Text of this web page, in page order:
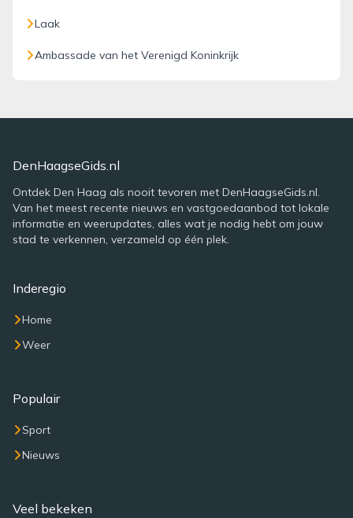
Laak
Ambassade van het Verenigd Koninkrijk
DenHaagseGids.nl
Ontdek Den Haag als nooit tevoren met DenHaagseGids.nl.
Van het meest recente nieuws en vastgoedaanbod tot lokale
informatie en weerupdates, alles wat je nodig hebt om jouw
stad te verkennen, verzameld op één plek.
Inderegio
Home
Weer
Populair
Sport
Nieuws
Veel bekeken